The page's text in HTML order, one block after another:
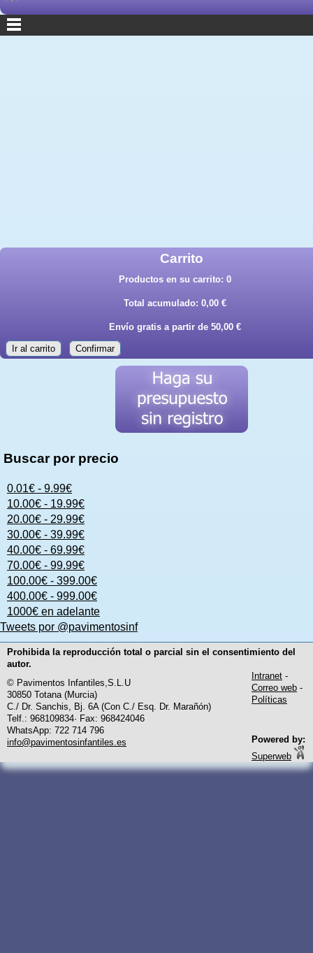
Carrito
Productos en su carrito: 0
Total acumulado: 0,00 €
Envío gratis a partir de 50,00 €
Ir al carrito Confirmar
Buscar por precio
0.01€ - 9.99€
10.00€ - 19.99€
20.00€ - 29.99€
30.00€ - 39.99€
40.00€ - 69.99€
70.00€ - 99.99€
100.00€ - 399.00€
400.00€ - 999.00€
1000€ en adelante
Tweets por @pavimentosinf
Prohibida la reproducción total o parcial sin el consentimiento del
autor.
© Pavimentos Infantiles,S.L.U
30850 Totana (Murcia)
C./ Dr. Sanchis, Bj. 6A (Con C./ Esq. Dr. Marañón)
Telf.: 968109834· Fax: 968424046
WhatsApp: 722 714 796
info@pavimentosinfantiles.es
Intranet -
Correo web -
Políticas
Powered by:
Superweb